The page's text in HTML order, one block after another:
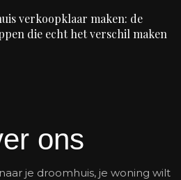
verkoopklaar maken: de
die echt het verschil maken
ons
je droomhuis, je woning wilt